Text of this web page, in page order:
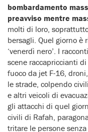
bombardamento
preavviso mentre
molti di loro,
bersagli. Quel giorno è
‘venerdì nero’. I
scene raccapriccianti
fuoco da jet F-16,
le strade, colpendo
e altri veicoli di
gli attacchi di quel
civili di Rafah,
tritare le persone senza